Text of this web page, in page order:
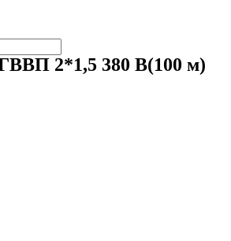
2*1,5 380 В(100 м)